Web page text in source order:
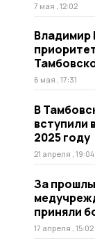
7 мая , 12:02
Владимир
6 мая , 17:31
В
вступили
2025 году
21 апреля , 19:04
За
приняли
17 апреля , 15:02